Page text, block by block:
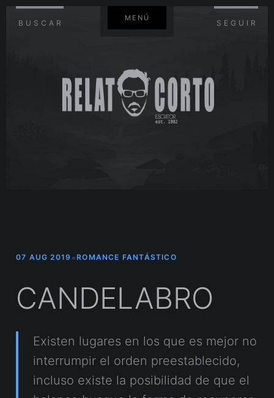
BUSCAR
MENÚ
SEGUIR
07 AUG 2019 •ROMANCE FANTÁSTICO
CANDELABRO
Existen lugares en los que es mejor no
interrumpir el orden preestablecido,
incluso existe la posibilidad de que el